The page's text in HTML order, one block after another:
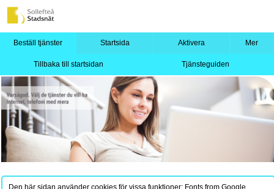
Beställ tjänster Startsida Aktivera Mer
Tillbaka till startsidan Tjänsteguiden
Den här sidan använder cookies för vissa funktioner: Fonts from Google